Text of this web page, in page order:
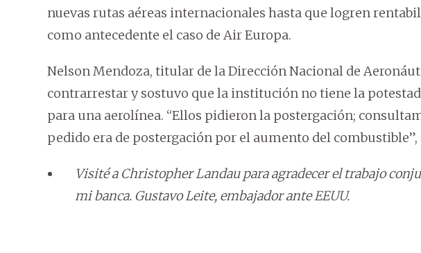
nuevas rutas aéreas internacionales hasta que logren
como antecedente el caso de Air Europa.
Nelson Mendoza, titular de la Dirección Nacional de
contrarrestar y sostuvo que la institución no tiene la
para una aerolínea. “Ellos pidieron la postergación;
pedido era de postergación por el aumento del
Visité a Christopher Landau para agradecer el trabajo
mi banca. Gustavo Leite, embajador ante EEUU.